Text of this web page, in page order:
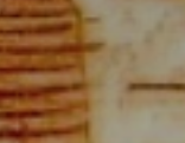
obligatoire